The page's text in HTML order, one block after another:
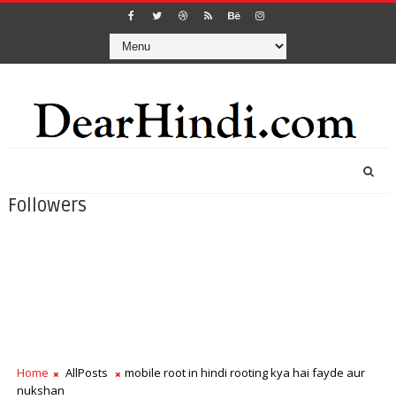
Followers
Home AllPosts
mobile root in hindi rooting kya hai fayde aur
nukshan